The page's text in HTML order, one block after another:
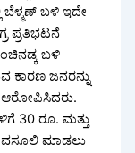
ಬೆಳ್ಮಣ್ ಬಳಿ ಇದೇ
ಪ್ರತಿಭಟನೆ
ಬಳಿ
ಕಾರಣ ಜನರನ್ನು
ಆರೋಪಿಸಿದರು.
30 ರೂ. ಮತ್ತು
ವಸೂಲಿ ಮಾಡಲು